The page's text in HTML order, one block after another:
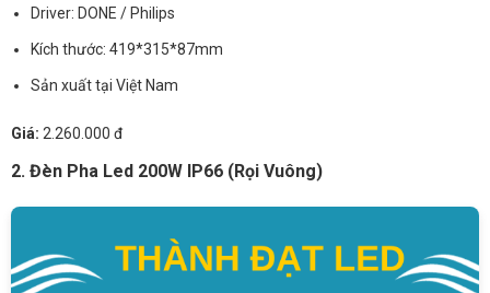
Driver: DONE / Philips
Kích thước: 419*315*87mm
Sản xuất tại Việt Nam
Giá: 2.260.000 đ
2. Đèn Pha Led 200W IP66 (Rọi Vuông)